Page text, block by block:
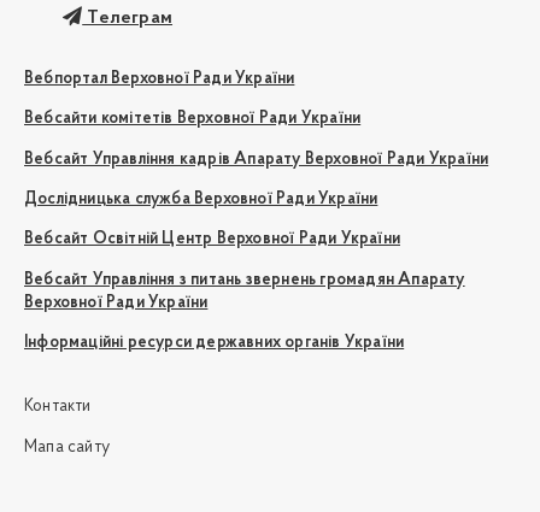
Телеграм
Вебпортал Верховної Ради України
Вебсайти комітетів Верховної Ради України
Вебсайт Управління кадрів Апарату Верховної Ради України
Дослідницька служба Верховної Ради України
Вебсайт Освітній Центр Верховної Ради України
Вебсайт Управління з питань звернень громадян Апарату
Верховної Ради України
Інформаційні ресурси державних органів України
Контакти
Мапа сайту